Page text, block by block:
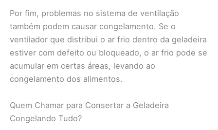
Por fim, problemas no sistema de ventilação
também podem causar congelamento. Se o
ventilador que distribui o ar frio dentro da geladeira
estiver com defeito ou bloqueado, o ar frio pode se
acumular em certas áreas, levando ao
congelamento dos alimentos.
Quem Chamar para Consertar a Geladeira
Congelando Tudo?